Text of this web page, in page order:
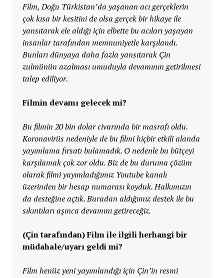
Film, Doğu Türkistan’da yaşanan acı gerçeklerin
çok kısa bir kesitini de olsa gerçek bir hikaye ile
yansıtarak ele aldığı için elbette bu acıları yaşayan
insanlar tarafından memnuniyetle karşılandı.
Bunları dünyaya daha fazla yansıtarak Çin
zulmünün azalması umuduyla devamının getirilmesi
talep ediliyor.
Filmin devamı gelecek mi?
Bu filmin 20 bin dolar civarında bir masrafı oldu.
Koronavirüs nedeniyle de bu filmi hiçbir etkili alanda
yayımlama fırsatı bulamadık. O nedenle bu bütçeyi
karşılamak çok zor oldu. Biz de bu duruma çözüm
olarak filmi yayımladığımız Youtube kanalı
üzerinden bir hesap numarası koyduk. Halkımızın
da desteğine açtık. Buradan aldığımız destek ile bu
sıkıntıları aşınca devamını getireceğiz.
(Çin tarafından) Film ile ilgili herhangi bir
müdahale/uyarı geldi mi?
Film henüz yeni yayımlandığı için Çin’in resmi